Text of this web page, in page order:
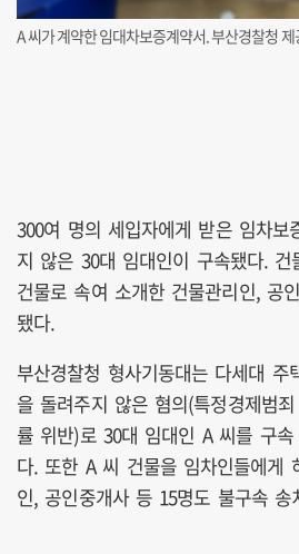
A 씨가 계약한 임대차보증계약서. 부산경찰청 제
300여 명의 세입자에게 받은 임차보
지 않은 30대 임대인이 구속됐다.
건물로 속여 소개한 건물관리인, 공
됐다.
부산경찰청 형사기동대는 다세대
을 돌려주지 않은 혐의(특정경제범
률 위반)로 30대 임대인 A 씨를 구
다. 또한 A 씨 건물을 임차인들에게
인, 공인중개사 등 15명도 불구속 송